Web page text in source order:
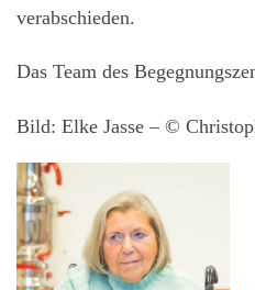
verabschieden.
Das Team des
Bild: Elke Jasse – ©